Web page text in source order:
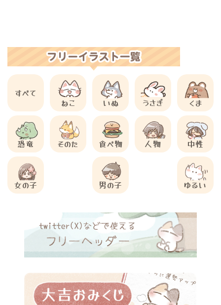
すべて
ねこ
いぬ うさぎ くま
恐竜 そのた 食べ物 人物 中性
女の子 男の子 ゆるい